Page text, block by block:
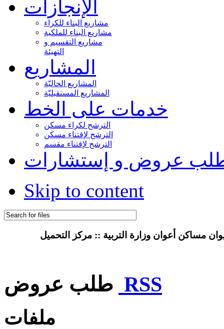
الإنجازات
مشاريع البناء للكراء
مشاريع البناء للملكية
مشاريع التقسيم و
التهيئة
المشاريع
المشاريع الحاليّة
المشاريع المستقبليّة
خدمات على الخط
الترشح لكراء مسكن
الترشح لإقتناء مسكن
الترشح لإقتناء مقسم
عروض و إستشارات
Skip to content
RSS
ملفات